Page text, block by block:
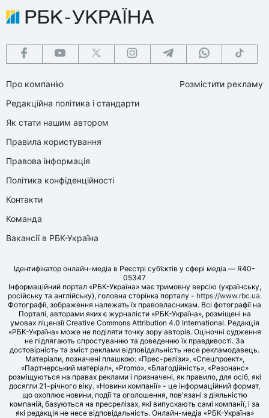
Про компанію
Редакційна політика і стандарти
Як стати нашим автором
Правила користування
Правова інформація
Політика конфіденційності
Контакти
Команда
Вакансії в РБК-Україна
Розмістити рекламу
Ідентифікатор онлайн-медіа в Реєстрі суб’єктів у сфері медіа — R40-
05347
Інформаційний портал «РБК-Україна» має тримовну версію (українську,
російську та англійську), головна сторінка порталу - https://www.rbc.ua.
Фотографії, зображення належать їх правовласникам. Всі фотографії на
Порталі, авторами яких є журналісти «РБК-Україна», розміщені на
умовах ліцензії Creative Commons Attribution 4.0 International. Редакція
«РБК-Україна» може не поділяти точку зору авторів. Оціночні судження
не підлягають спростуванню та доведенню їх правдивості. За
достовірність та зміст реклами відповідальність несе рекламодавець.
Матеріали, позначені плашкою: «Прес-релізи», «Спецпроект»,
«Партнерський матеріал», «Promo», «Благодійність», «Резонанс»
розміщуються на правах реклами і призначені, як правило, для осіб, які
досягли 21-річного віку. «Новини компанії» - це інформаційний формат,
що охоплює новини, події та оголошення, пов'язані з діяльністю
компаній, базуються на пресрелізах, які випускають самі компанії, і за
які редакція не несе відповідальність. Онлайн-медіа «РБК-Україна»